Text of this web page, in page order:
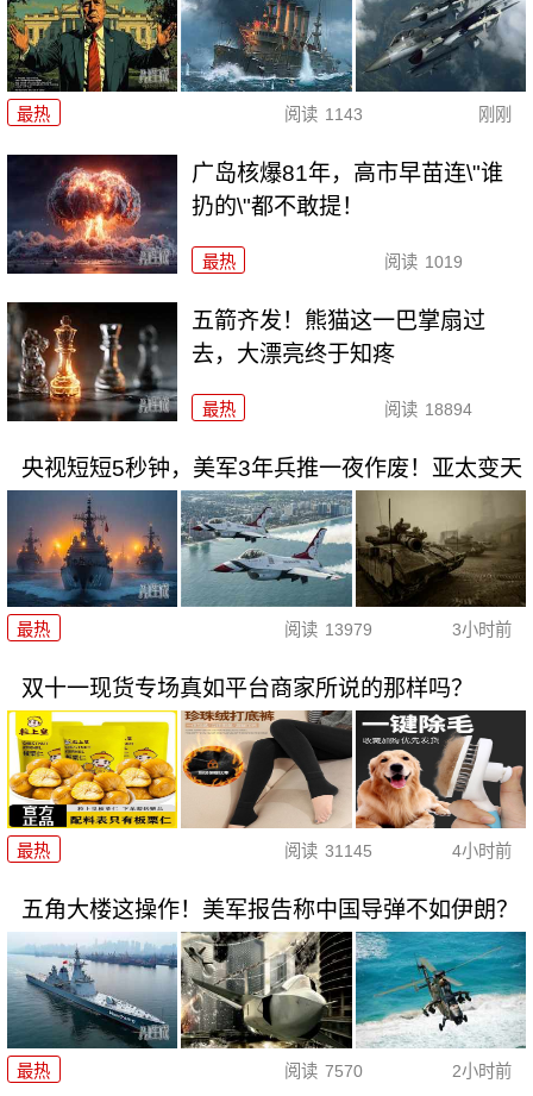
最热 阅读 1143 刚刚
广岛核爆81年，高市早苗连\"谁
扔的\"都不敢提！
最热 阅读 1019
五箭齐发！熊猫这一巴掌扇过
去，大漂亮终于知疼
最热 阅读 18894
央视短短5秒钟，美军3年兵推一夜作废！亚太变天
最热 阅读 13979 3小时前
双十一现货专场真如平台商家所说的那样吗？
最热 阅读 31145 4小时前
五角大楼这操作！美军报告称中国导弹不如伊朗？
最热 阅读 7570 2小时前